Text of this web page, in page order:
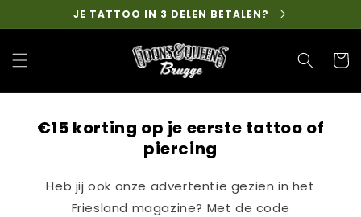
content
JE TATTOO IN 3 DELEN BETALEN?
Cart
€15 korting op je eerste tattoo of
piercing
Heb jij ook onze advertentie gezien in het
Friesland magazine? Met de code